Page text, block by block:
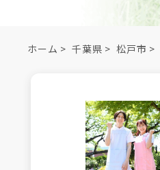
ホーム > 千葉県 > 松戸市 >